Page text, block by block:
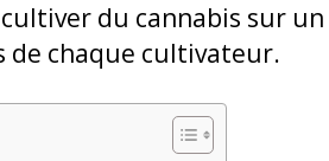
du cannabis sur un
de chaque cultivateur.